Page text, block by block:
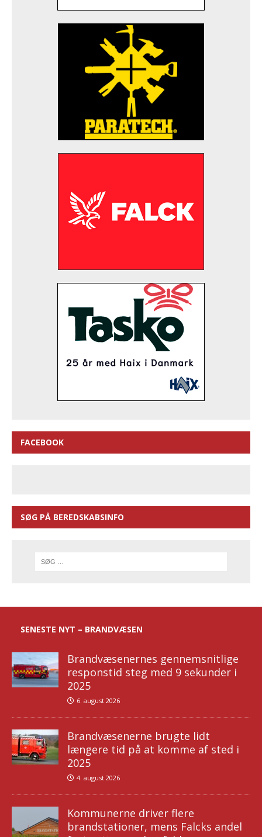
FACEBOOK
SØG PÅ BEREDSKABSINFO
SENESTE NYT – BRANDVÆSEN
Brandvæsenernes gennemsnitlige
responstid steg med 9 sekunder i
2025
6. august 2026
Brandvæsenerne brugte lidt
længere tid på at komme af sted i
2025
4. august 2026
Kommunerne driver flere
brandstationer, mens Falcks andel